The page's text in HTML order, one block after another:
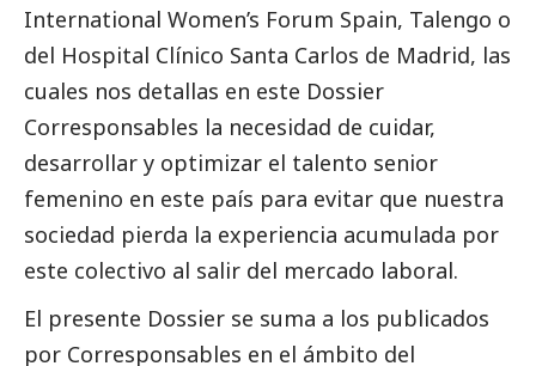
International Women’s Forum Spain, Talengo o
del Hospital Clínico Santa Carlos de Madrid, las
cuales nos detallas en este Dossier
Corresponsables la necesidad de cuidar,
desarrollar y optimizar el talento senior
femenino en este país para evitar que nuestra
sociedad pierda la experiencia acumulada por
este colectivo al salir del mercado laboral.
El presente Dossier se suma a los publicados
por Corresponsables en el ámbito del